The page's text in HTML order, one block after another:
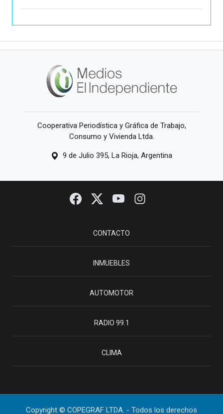
Cooperativa Periodística y Gráfica de Trabajo,
Consumo y Vivienda Ltda.
9 de Julio 395, La Rioja, Argentina
CONTACTO
INMUEBLES
AUTOMOTOR
RADIO 99.1
CLIMA
Copyright © COPEGRAF LTDA. - Todos los derechos